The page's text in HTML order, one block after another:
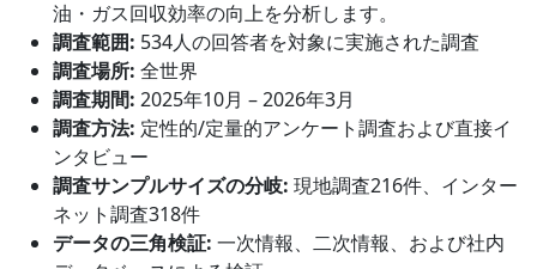
油・ガス回収効率の向上を分析します。
調査範囲: 534人の回答者を対象に実施された調査
調査場所: 全世界
調査期間: 2025年10月 – 2026年3月
調査方法: 定性的/定量的アンケート調査および直接イ
ンタビュー
調査サンプルサイズの分岐: 現地調査216件、インター
ネット調査318件
データの三角検証: 一次情報、二次情報、および社内